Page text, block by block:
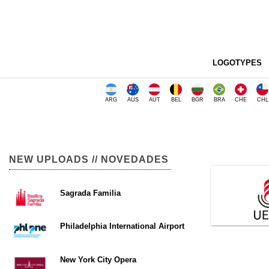
LOGOTYPES
ARG AUS AUT BEL BGR BRA CHE CHL
NEW UPLOADS // NOVEDADES
Sagrada Familia
Philadelphia International Airport
New York City Opera